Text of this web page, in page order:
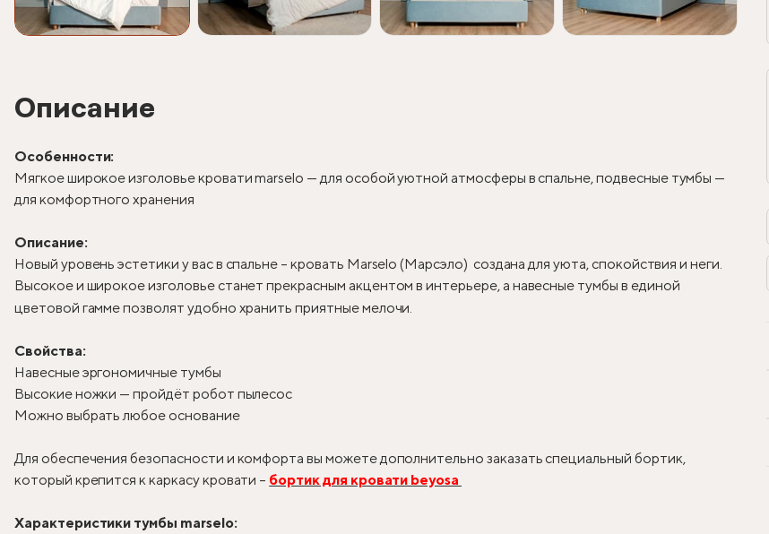
Описание
Особенности:
Мягкое широкое изголовье кровати marselo — для особой уютной атмосферы в спальне, подвесные тумбы —
для комфортного хранения
Описание:
Новый уровень эстетики у вас в спальне – кровать Marselo (Марсэло) создана для уюта, спокойствия и неги.
Высокое и широкое изголовье станет прекрасным акцентом в интерьере, а навесные тумбы в единой
цветовой гамме позволят удобно хранить приятные мелочи.
Свойства:
Навесные эргономичные тумбы
Высокие ножки — пройдёт робот пылесос
Можно выбрать любое основание
Для обеспечения безопасности и комфорта вы можете дополнительно заказать специальный бортик,
который крепится к каркасу кровати – бортик для кровати beyosa
Характеристики тумбы marselo: